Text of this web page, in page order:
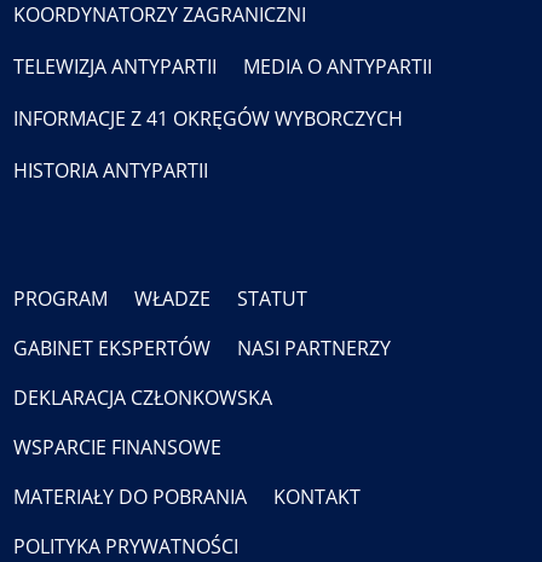
KOORDYNATORZY ZAGRANICZNI
TELEWIZJA ANTYPARTII
MEDIA O ANTYPARTII
INFORMACJE Z 41 OKRĘGÓW WYBORCZYCH
HISTORIA ANTYPARTII
PROGRAM WŁADZE
STATUT
GABINET EKSPERTÓW
NASI PARTNERZY
DEKLARACJA CZŁONKOWSKA
WSPARCIE FINANSOWE
MATERIAŁY DO POBRANIA
KONTAKT
POLITYKA PRYWATNOŚCI